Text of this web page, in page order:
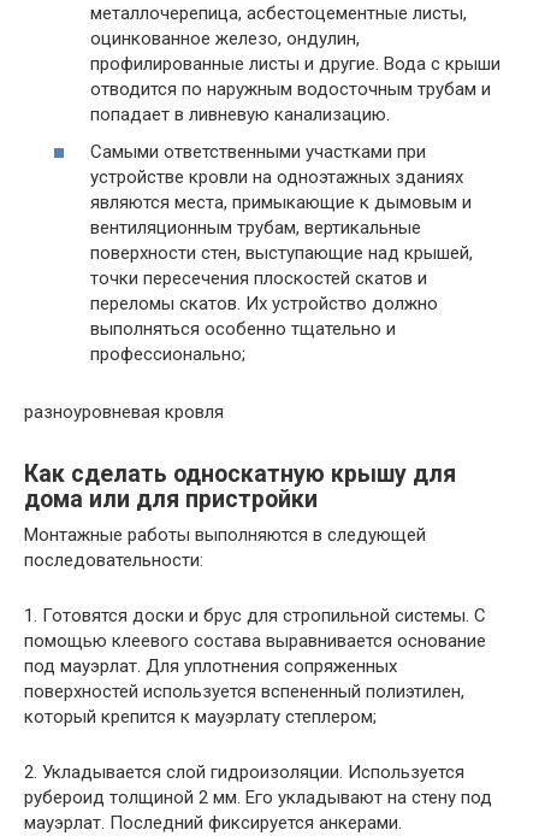
металлочерепица, асбестоцементные листы,
оцинкованное железо, ондулин,
профилированные листы и другие. Вода с крыши
отводится по наружным водосточным трубам и
попадает в ливневую канализацию.
Самыми ответственными участками при
устройстве кровли на одноэтажных зданиях
являются места, примыкающие к дымовым и
вентиляционным трубам, вертикальные
поверхности стен, выступающие над крышей,
точки пересечения плоскостей скатов и
переломы скатов. Их устройство должно
выполняться особенно тщательно и
профессионально;
разноуровневая кровля
Как сделать односкатную крышу для
дома или для пристройки
Монтажные работы выполняются в следующей
последовательности:
1. Готовятся доски и брус для стропильной системы. С
помощью клеевого состава выравнивается основание
под мауэрлат. Для уплотнения сопряженных
поверхностей используется вспененный полиэтилен,
который крепится к мауэрлату степлером;
2. Укладывается слой гидроизоляции. Используется
рубероид толщиной 2 мм. Его укладывают на стену под
мауэрлат. Последний фиксируется анкерами.